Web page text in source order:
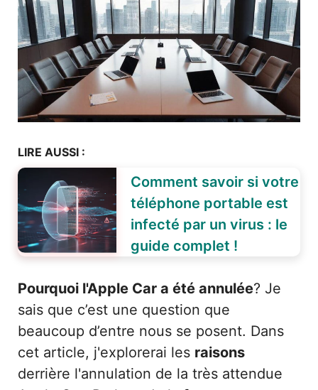
LIRE AUSSI :
Comment savoir si votre
téléphone portable est
infecté par un virus : le
guide complet !
Pourquoi l'Apple Car a été annulée? Je
sais que c’est une question que
beaucoup d’entre nous se posent. Dans
cet article, j'explorerai les raisons
derrière l'annulation de la très attendue